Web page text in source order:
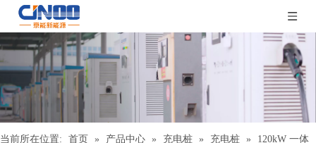
当前所在位置: 首页 » 产品中心 » 充电桩 » 充电桩 »
120kW 一体